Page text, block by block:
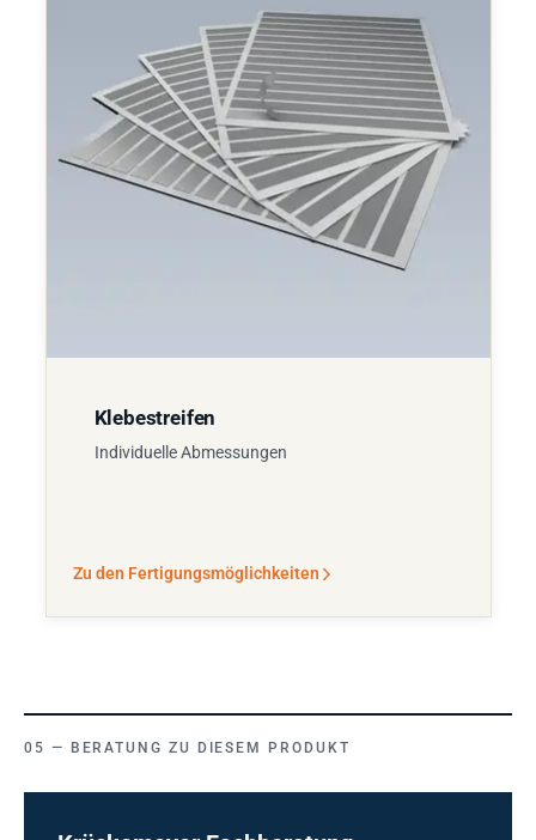
Klebestreifen
Individuelle Abmessungen
Zu den Fertigungsmöglichkeiten
BERATUNG ZU DIESEM PRODUKT